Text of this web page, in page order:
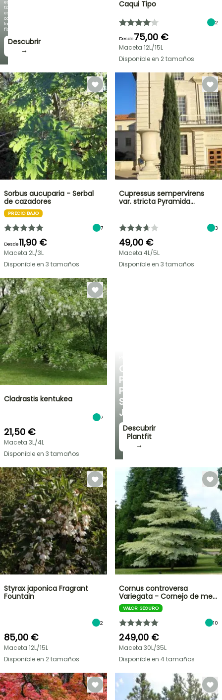
es
tan
espectacular
como
la
floración!
Descubrir
→
CONSEJOS
PERSONALIZADOS
PARA
SU
JARDÍN
Descubrir
Plantfit
→
Caqui Tipo
2
Desde75,00 €
Maceta 12L/15L
Disponible en 2 tamaños
Sorbus aucuparia - Serbal
de cazadores
PRECIO BAJO
7
Desde11,90 €
Maceta 2L/3L
Disponible en 3 tamaños
Cupressus sempervirens
var. stricta Pyramida…
3
49,00 €
Maceta 4L/5L
Disponible en 3 tamaños
Cladrastis kentukea
7
21,50 €
Maceta 3L/4L
Disponible en 3 tamaños
Styrax japonica Fragrant
Fountain
2
85,00 €
Maceta 12L/15L
Disponible en 2 tamaños
Cornus controversa
Variegata - Cornejo de me…
VALOR SEGURO
10
249,00 €
Maceta 30L/35L
Disponible en 4 tamaños